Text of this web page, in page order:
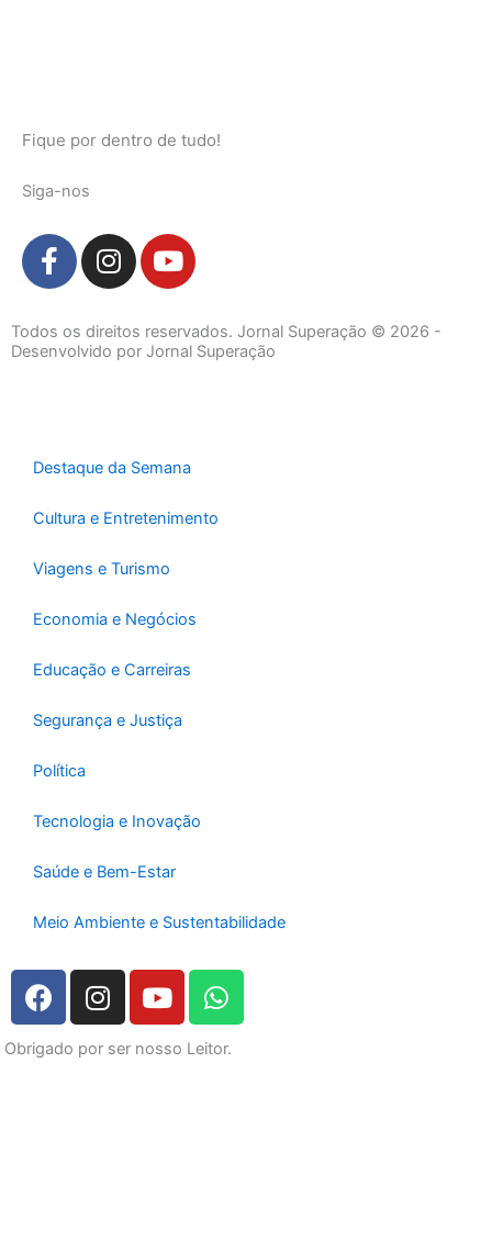
Fique por dentro de tudo!
Siga-nos
F
a
e
b
-
I
n
t
a
m
Y
o
t
u
Todos os direitos reservados. Jornal Superação © 2026 -
Desenvolvido por Jornal Superação
Destaque da Semana
Cultura e Entretenimento
Viagens e Turismo
Economia e Negócios
Educação e Carreiras
Segurança e Justiça
Política
Tecnologia e Inovação
Saúde e Bem-Estar
Meio Ambiente e Sustentabilidade
F
a
c
e
I
n
s
t
Y
o
u
t
W
h
a
t
Obrigado por ser nosso Leitor.